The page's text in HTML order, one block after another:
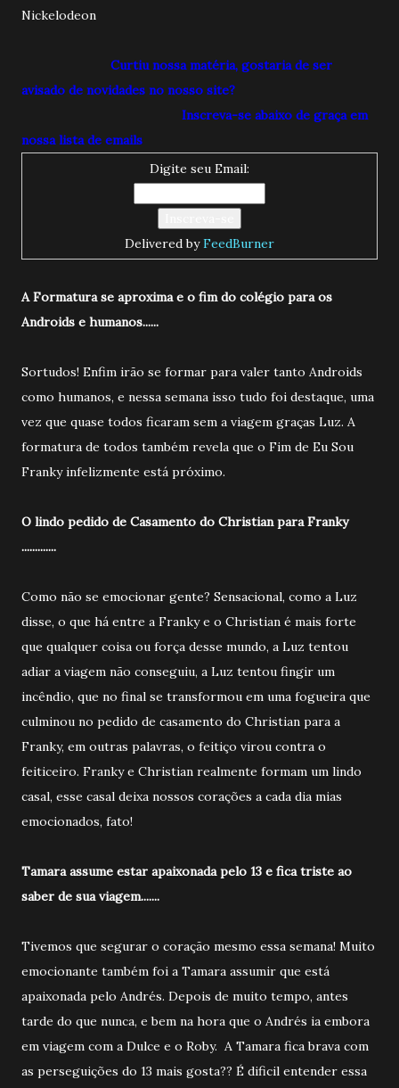
Nickelodeon
Curtiu nossa matéria, gostaria de ser
avisado de novidades no nosso site?
Inscreva-se abaixo de graça em
nossa lista de emails
Digite seu Email:
Delivered byFeedBurner
A Formatura se aproxima e o fim do colégio para os
Androids e humanos......
Sortudos! Enfim irão se formar para valer tanto Androids
como humanos, e nessa semana isso tudo foi destaque, uma
vez que quase todos ficaram sem a viagem graças Luz. A
formatura de todos também revela que o Fim de Eu Sou
Franky infelizmente está próximo.
O lindo pedido de Casamento do Christian para Franky
.............
Como não se emocionar gente? Sensacional, como a Luz
disse, o que há entre a Franky e o Christian é mais forte
que qualquer coisa ou força desse mundo, a Luz tentou
adiar a viagem não conseguiu, a Luz tentou fingir um
incêndio, que no final se transformou em uma fogueira que
culminou no pedido de casamento do Christian para a
Franky, em outras palavras, o feitiço virou contra o
feiticeiro. Franky e Christian realmente formam um lindo
casal, esse casal deixa nossos corações a cada dia mias
emocionados, fato!
Tamara assume estar apaixonada pelo 13 e fica triste ao
saber de sua viagem.......
Tivemos que segurar o coração mesmo essa semana! Muito
emocionante também foi a Tamara assumir que está
apaixonada pelo Andrés. Depois de muito tempo, antes
tarde do que nunca, e bem na hora que o Andrés ia embora
em viagem com a Dulce e o Roby. A Tamara fica brava com
as perseguições do 13 mais gosta?? É dificil entender essa